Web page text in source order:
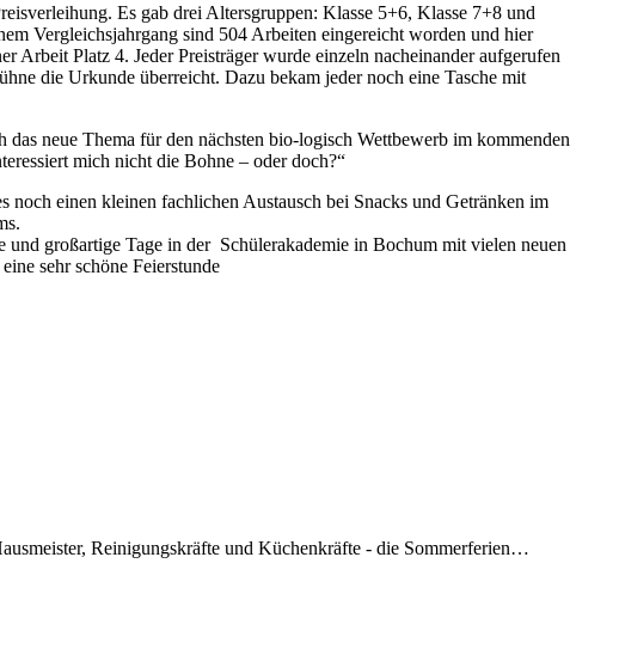
Es gab drei Altersgruppen: Klasse 5+6, Klasse 7+8 und
Vergleichsjahrgang sind 504 Arbeiten eingereicht worden und hier
Arbeit Platz 4. Jeder Preisträger wurde einzeln nacheinander aufgerufen
die Urkunde überreicht. Dazu bekam jeder noch eine Tasche mit
das neue Thema für den nächsten bio-logisch Wettbewerb im kommenden
mich nicht die Bohne – oder doch?“
noch einen kleinen fachlichen Austausch bei Snacks und Getränken im
und großartige Tage in der Schülerakademie in Bochum mit vielen neuen
sehr schöne Feierstunde
Reinigungskräfte und Küchenkräfte - die Sommerferien…